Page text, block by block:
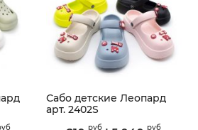
Сабо детские Леопард
арт. 2402S
2402S
руб руб